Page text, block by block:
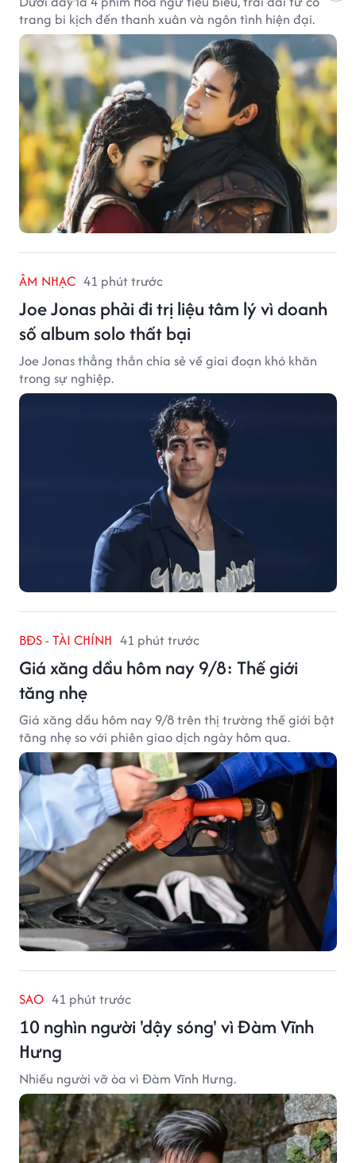
trang bi kịch đến thanh xuân và ngôn tình hiện đại.
ÂM NHẠC 41 phút trước
Joe Jonas phải đi trị liệu tâm lý vì doanh
số album solo thất bại
Joe Jonas thẳng thắn chia sẻ về giai đoạn khó khăn
trong sự nghiệp.
BĐS - TÀI CHÍNH 41 phút trước
Giá xăng dầu hôm nay 9/8: Thế giới
tăng nhẹ
Giá xăng dầu hôm nay 9/8 trên thị trường thế giới bật
tăng nhẹ so với phiên giao dịch ngày hôm qua.
SAO 41 phút trước
10 nghìn người 'dậy sóng' vì Đàm Vĩnh
Hưng
Nhiều người vỡ òa vì Đàm Vĩnh Hưng.